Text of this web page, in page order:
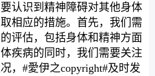
认识到精神障碍对其他身体
相应的措施。首先，我们需
评估，包括身体和精神方面
疾病的同时，我们需要关注
，#愛伊之copyright#及时发